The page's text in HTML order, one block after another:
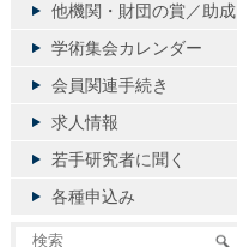
他機関・財団の賞／助成
学術集会カレンダー
会員関連手続き
求人情報
若手研究者に聞く
各種申込み